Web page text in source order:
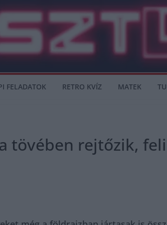
FELADATOK RETRO KVÍZ MATEK
tövében rejtőzik,